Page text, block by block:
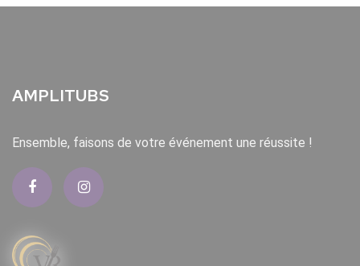
AMPLITUBS
Ensemble, faisons de votre événement une réussite !